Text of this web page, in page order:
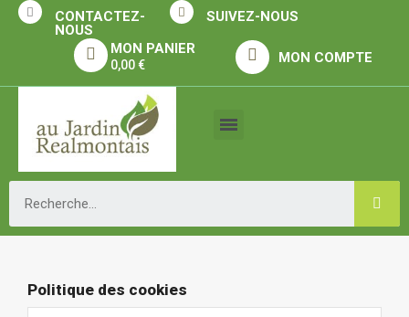
MON PANIER
0,00 € MON COMPTE
Politique des cookies